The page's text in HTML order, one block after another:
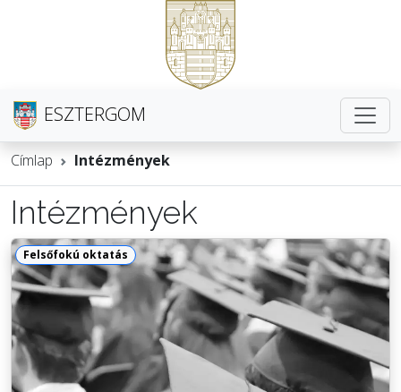
ESZTERGOM
Címlap Intézmények
Intézmények
Felsőfokú oktatás